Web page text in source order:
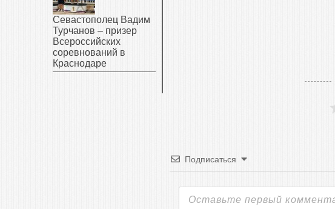
Подписаться
Севастополец Вадим
Турчанов – призер
Всероссийских
соревнований в
Краснодаре